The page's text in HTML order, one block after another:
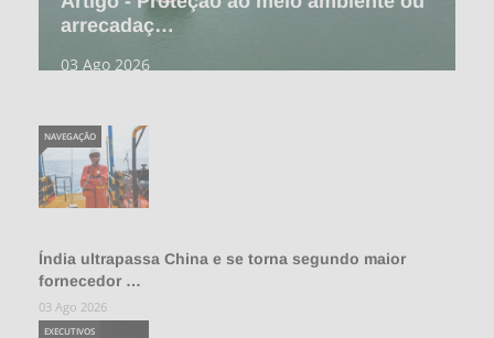
arrecadaç…
03 Ago 2026
Índia ultrapassa China e se torna segundo maior
fornecedor …
NAVEGAÇÃO
03 Ago 2026
EXECUTIVOS